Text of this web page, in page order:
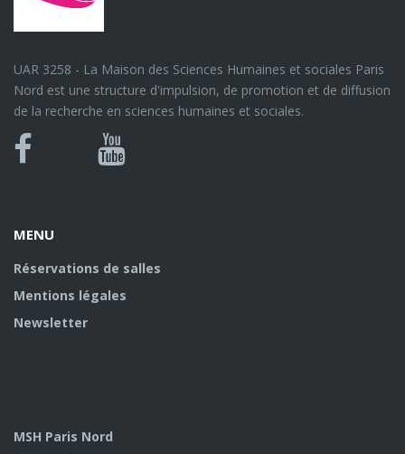
UAR 3258 - La Maison des Sciences Humaines et sociales Paris
Nord est une structure d'impulsion, de promotion et de diffusion
de la recherche en sciences humaines et sociales.
Bluesky
Canal
MENU
Réservations de salles
Mentions légales
Newsletter
MSH Paris Nord